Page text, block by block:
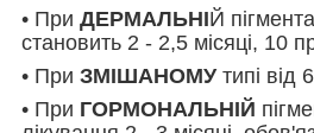
• При ДЕРМАЛЬНІЙ
становить 2 - 2,5 місяці, 10
• При ЗМІШАНОМУтипі від
• При ГОРМОНАЛЬНІЙ